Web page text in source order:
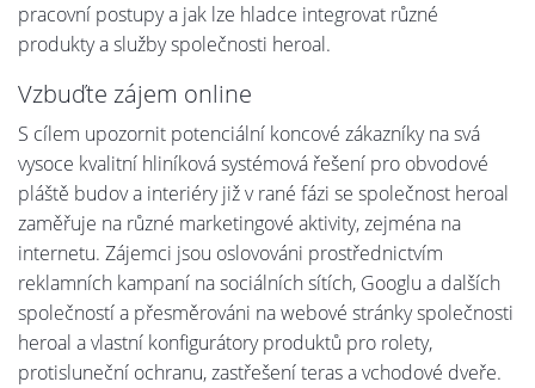
pracovní postupy a jak lze hladce integrovat různé
produkty a služby společnosti heroal.
Vzbuďte zájem online
S cílem upozornit potenciální koncové zákazníky na svá
vysoce kvalitní hliníková systémová řešení pro obvodové
pláště budov a interiéry již v rané fázi se společnost heroal
zaměřuje na různé marketingové aktivity, zejména na
internetu. Zájemci jsou oslovováni prostřednictvím
reklamních kampaní na sociálních sítích, Googlu a dalších
společností a přesměrováni na webové stránky společnosti
heroal a vlastní konfigurátory produktů pro rolety,
protisluneční ochranu, zastřešení teras a vchodové dveře.